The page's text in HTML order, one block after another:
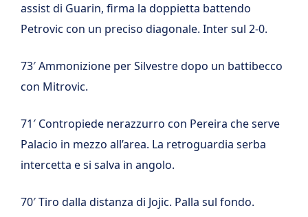
assist di Guarin, firma la doppietta battendo
Petrovic con un preciso diagonale. Inter sul 2-0.
73′ Ammonizione per Silvestre dopo un battibecco
con Mitrovic.
71′ Contropiede nerazzurro con Pereira che serve
Palacio in mezzo all’area. La retroguardia serba
intercetta e si salva in angolo.
70′ Tiro dalla distanza di Jojic. Palla sul fondo.